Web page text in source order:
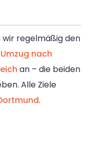
wir regelmäßig den
Umzug nach
an – die beiden
Alle Ziele
.